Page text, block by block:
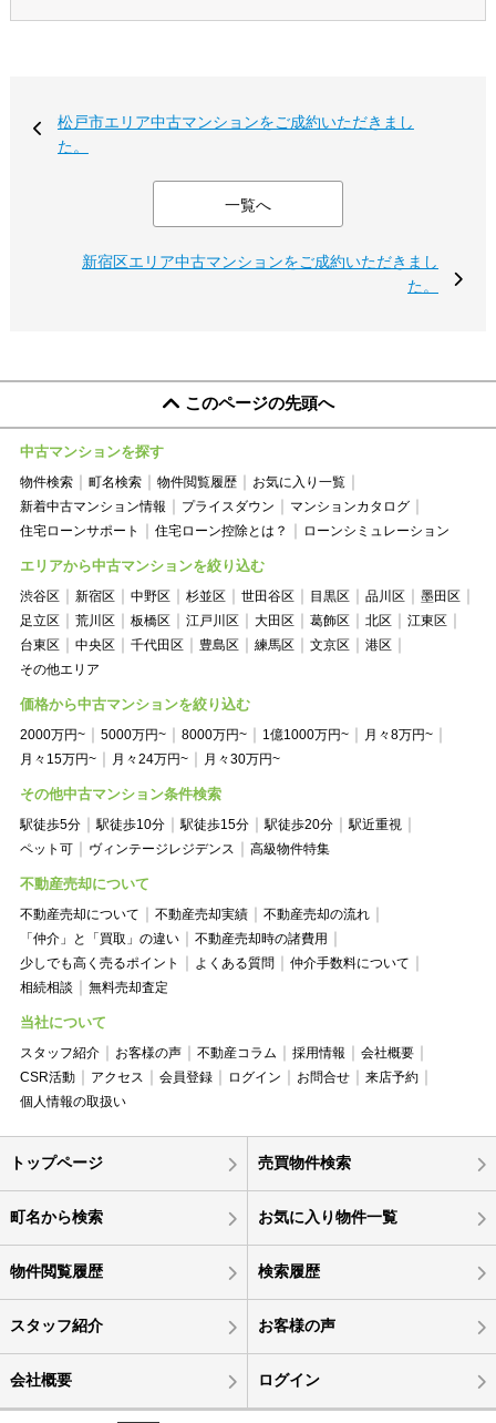
松戸市エリア中古マンションをご成約いただきまし
た。
一覧へ
新宿区エリア中古マンションをご成約いただきまし
た。
このページの先頭へ
中古マンションを探す
物件検索 町名検索 物件閲覧履歴
お気に入り一覧
新着中古マンション情報
プライスダウン
マンションカタログ
住宅ローンサポート
住宅ローン控除とは？ ローンシミュレーション
エリアから中古マンションを絞り込む
渋谷区 新宿区 中野区 杉並区 世田谷区 目黒区 品川区
墨田区
足立区
荒川区 板橋区 江戸川区 大田区 葛飾区 北区
江東区
台東区
中央区 千代田区 豊島区 練馬区 文京区
港区
その他エリア
価格から中古マンションを絞り込む
2000万円~ 5000万円~ 8000万円~ 1億1000万円~
月々8万円~
月々15万円~
月々24万円~ 月々30万円~
その他中古マンション条件検索
駅徒歩5分 駅徒歩10分 駅徒歩15分 駅徒歩20分
駅近重視
ペット可
ヴィンテージレジデンス 高級物件特集
不動産売却について
不動産売却について 不動産売却実績
不動産売却の流れ
「仲介」と「買取」の違い
不動産売却時の諸費用
少しでも高く売るポイント
よくある質問
仲介手数料について
相続相談
無料売却査定
当社について
スタッフ紹介 お客様の声 不動産コラム 採用情報
会社概要
CSR活動
アクセス 会員登録 ログイン お問合せ
来店予約
個人情報の取扱い
トップページ 売買物件検索
町名から検索 お気に入り物件一覧
物件閲覧履歴 検索履歴
スタッフ紹介 お客様の声
会社概要 ログイン